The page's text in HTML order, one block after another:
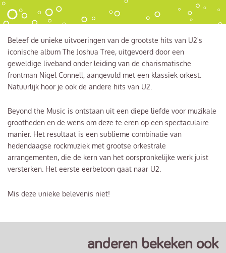
Beleef de unieke uitvoeringen van de grootste hits van U2's
iconische album The Joshua Tree, uitgevoerd door een
geweldige liveband onder leiding van de charismatische
frontman Nigel Connell, aangevuld met een klassiek orkest.
Natuurlijk hoor je ook de andere hits van U2.
Beyond the Music is ontstaan uit een diepe liefde voor muzikale
grootheden en de wens om deze te eren op een spectaculaire
manier. Het resultaat is een sublieme combinatie van
hedendaagse rockmuziek met grootse orkestrale
arrangementen, die de kern van het oorspronkelijke werk juist
versterken. Het eerste eerbetoon gaat naar U2.
Mis deze unieke belevenis niet!
anderen bekeken ook